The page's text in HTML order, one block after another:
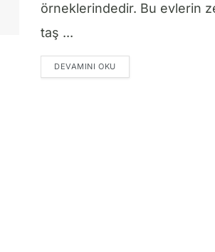
örneklerindedir. Bu evlerin
taş ...
DEVAMINI OKUDETAILS